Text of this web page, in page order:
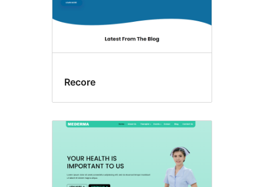
Recore